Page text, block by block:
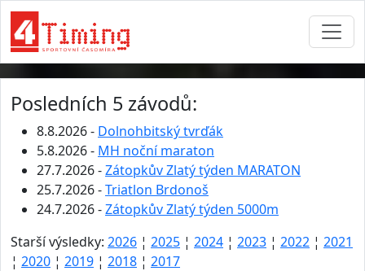
Posledních 5 závodů:
8.8.2026 - Dolnohbitský tvrďák
5.8.2026 - MH noční maraton
27.7.2026 -Zátopkův Zlatý týden MARATON
25.7.2026 -Triatlon Brdonoš
24.7.2026 -Zátopkův Zlatý týden 5000m
Starší výsledky: 2026 ¦ 2025 ¦ 2024 ¦ 2023 ¦ 2022 ¦ 2021
¦ 2020 ¦ 2019 ¦ 2018 ¦ 2017